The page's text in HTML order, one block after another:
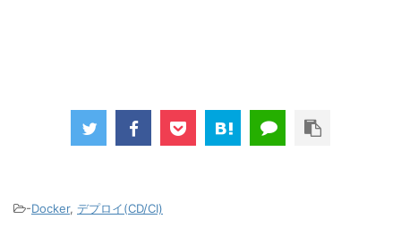
-Docker, デプロイ(CD/CI)